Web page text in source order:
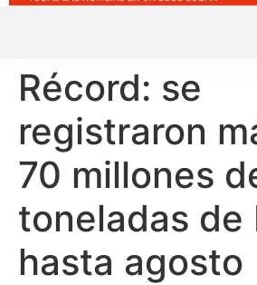
Récord: se
registraron
70 millones
toneladas de
hasta agosto